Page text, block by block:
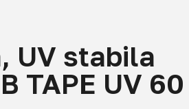
UV stabila
TAPE UV 60